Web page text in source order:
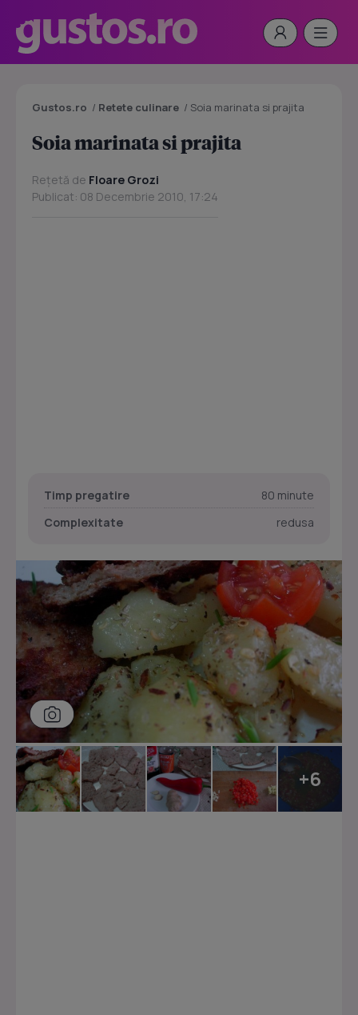
Gustos.ro / Retete culinare / Soia marinata si prajita
Soia marinata si prajita
Rețetă de Floare Grozi
Publicat: 08 Decembrie 2010, 17:24
Timp pregatire
80 minute
Complexitate
redusa
+6